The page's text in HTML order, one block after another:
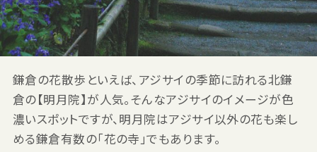
鎌倉の花散歩といえば、アジサイの季節に訪れる北鎌
倉の【明月院】が人気。そんなアジサイのイメージが色
濃いスポットですが、明月院はアジサイ以外の花も楽し
める鎌倉有数の「花の寺」でもあります。